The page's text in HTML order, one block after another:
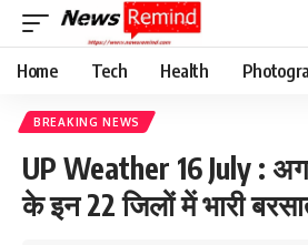
Home Tech Health
BREAKING NEWS
UP Weather 16 July :
के इन 22 जिलों में भारी